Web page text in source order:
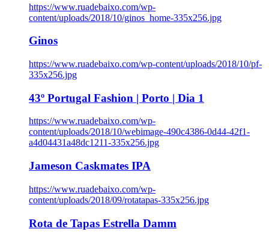
https://www.ruadebaixo.com/wp-
content/uploads/2018/10/ginos_home-335x256.jpg
Ginos
https://www.ruadebaixo.com/wp-content/uploads/2018/10/pf-
335x256.jpg
43º Portugal Fashion | Porto | Dia 1
https://www.ruadebaixo.com/wp-
content/uploads/2018/10/webimage-490c4386-0d44-42f1-
a4d04431a48dc1211-335x256.jpg
Jameson Caskmates IPA
https://www.ruadebaixo.com/wp-
content/uploads/2018/09/rotatapas-335x256.jpg
Rota de Tapas Estrella Damm